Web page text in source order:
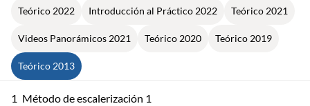
Teórico 2022 Introducción al Práctico 2022 Teórico 2021
Videos Panorámicos 2021 Teórico 2020 Teórico 2019
Teórico 2013
1 Método de escalerización 1